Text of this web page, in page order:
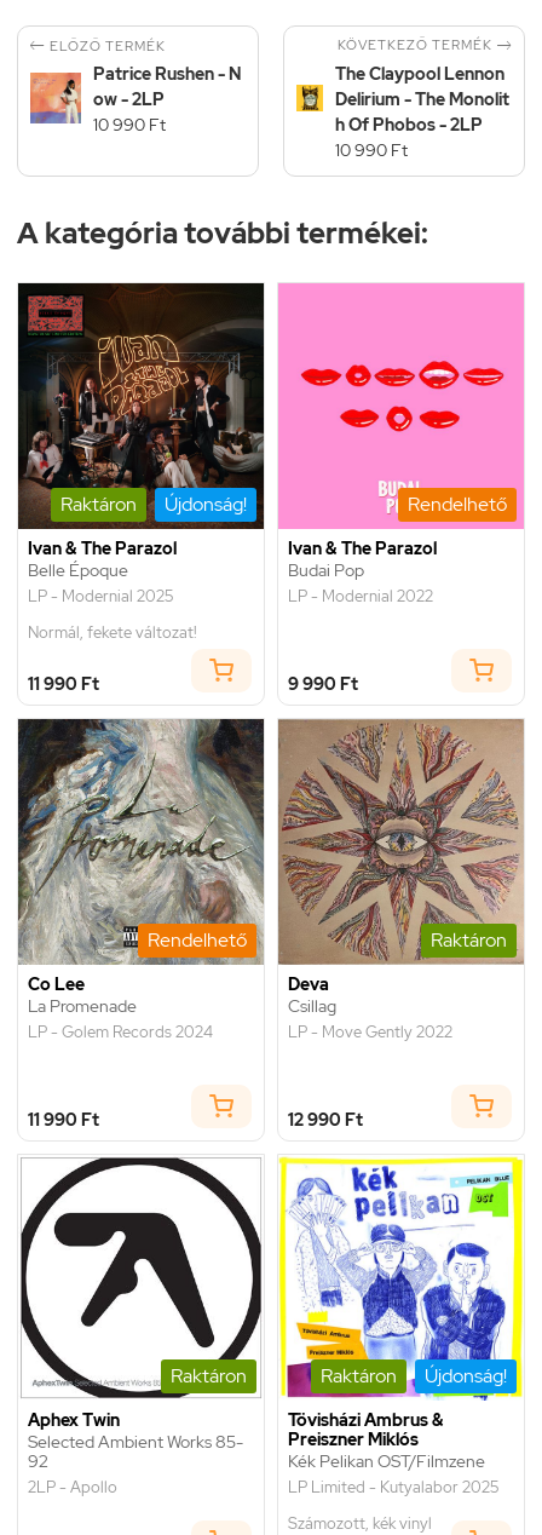
 ELŐZŐ TERMÉK
Patrice Rushen - N
ow - 2LP
10 990 Ft
KÖVETKEZŐ TERMÉK 
The Claypool Lennon
Delirium - The Monolit
h Of Phobos - 2LP
10 990 Ft
A kategória további termékei:
Raktáron Újdonság!
Ivan & The Parazol
Belle Époque
LP - Modernial 2025
Normál, fekete változat!
11 990 Ft
Rendelhető
Ivan & The Parazol
Budai Pop
LP - Modernial 2022
9 990 Ft
Rendelhető
Co Lee
La Promenade
LP - Golem Records 2024
11 990 Ft
Raktáron
Deva
Csillag
LP - Move Gently 2022
12 990 Ft
Raktáron
Aphex Twin
Selected Ambient Works 85-
92
2LP - Apollo
Raktáron Újdonság!
Tövisházi Ambrus &
Preiszner Miklós
Kék Pelikan OST/Filmzene
LP Limited - Kutyalabor 2025
Számozott, kék vinyl